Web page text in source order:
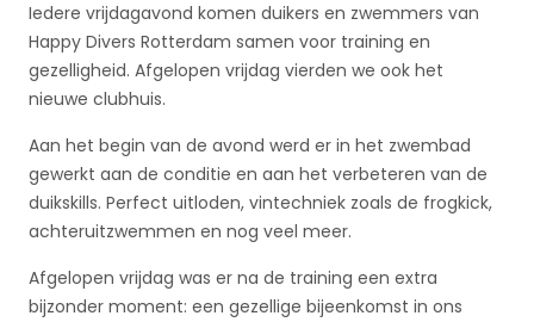
Iedere vrijdagavond komen duikers en zwemmers van
Happy Divers Rotterdam samen voor training en
gezelligheid. Afgelopen vrijdag vierden we ook het
nieuwe clubhuis.
Aan het begin van de avond werd er in het zwembad
gewerkt aan de conditie en aan het verbeteren van de
duikskills. Perfect uitloden, vintechniek zoals de frogkick,
achteruitzwemmen en nog veel meer.
Afgelopen vrijdag was er na de training een extra
bijzonder moment: een gezellige bijeenkomst in ons